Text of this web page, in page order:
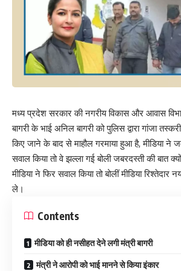
मध्य प्रदेश सरकार की नगरीय विकास और आवास
बागरी के भाई अनिल बागरी को पुलिस द्वारा गांजा
किए जाने के बाद से माहौल गरमाया हुआ है, मीडिया ने
सवाल किया तो वे झल्ला गई बोली जबरदस्ती की बात
मीडिया ने फिर सवाल किया तो बोलीं मीडिया रिश्तेदार
ले।
Contents
मीडिया को ही नसीहत देने लगी मंत्री बागरी
मंत्री ने आरोपी को भाई मानने से किया इंकार